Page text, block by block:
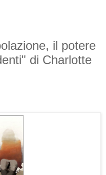
il potere
di Charlotte